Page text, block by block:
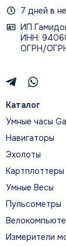
7 дней в
ИП
ИНН:
ОГРН/
Каталог
Умные часы
Навигаторы
Эхолоты
Картплоттеры
Умные Весы
Пульсометры
Измерители